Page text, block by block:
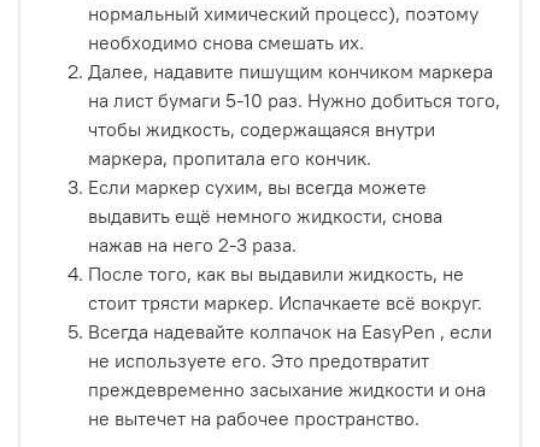
нормальный химический процесс), поэтому
необходимо снова смешать их.
Далее, надавите пишущим кончиком маркера
на лист бумаги 5-10 раз. Нужно добиться того,
чтобы жидкость, содержащаяся внутри
маркера, пропитала его кончик.
Если маркер сухим, вы всегда можете
выдавить ещё немного жидкости, снова
нажав на него 2-3 раза.
После того, как вы выдавили жидкость, не
стоит трясти маркер. Испачкаете всё вокруг.
Всегда надевайте колпачок на EasyPen , если
не используете его. Это предотвратит
преждевременно засыхание жидкости и она
не вытечет на рабочее пространство.